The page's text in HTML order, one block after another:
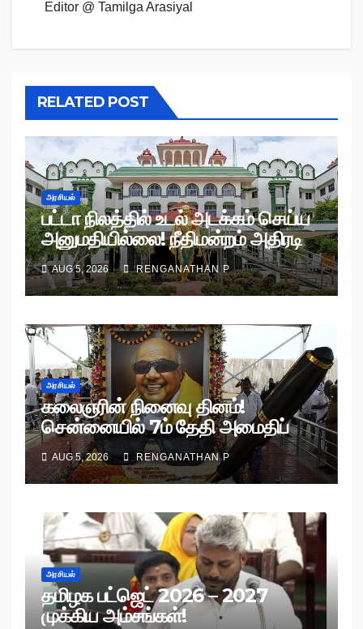
Editor @ Tamilga Arasiyal
RELATED POST
அரசியல்
பட்டா நிலத்தில் உடல் அடக்கம் செய்ய
அனுமதியில்லை! நீதிமன்றம் அதிரடி
உத்தரவு!
AUG 5, 2026 RENGANATHAN P
அரசியல்
கலைஞரின் நினைவு தினம்!
சென்னையில் 7ம் தேதி அமைதிப்
பேரணி!
AUG 5, 2026 RENGANATHAN P
அரசியல்
தமிழக பட்ஜெட் 2026 – 2027
முக்கிய அம்சங்கள்!